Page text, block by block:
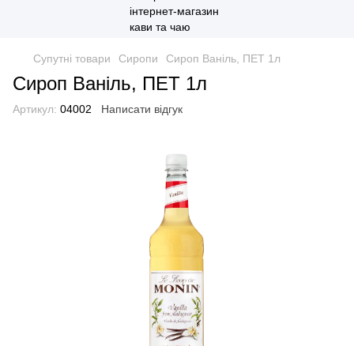
Супутні товари Cиропи Сироп Ваніль, ПЕТ 1л
Сироп Ваніль, ПЕТ 1л
Артикул: 04002 Написати відгук